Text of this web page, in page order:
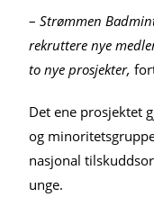
–Strømmen
rekruttere nye
to nye prosjekter,
Det ene prosjektet
og
nasjonal
unge.